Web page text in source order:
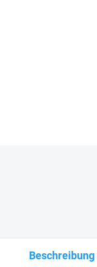
Beschreibung